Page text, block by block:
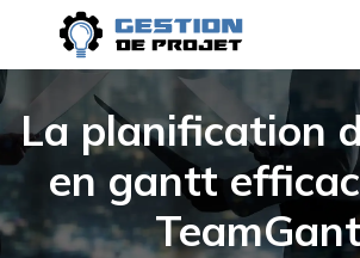
La planification
en gantt